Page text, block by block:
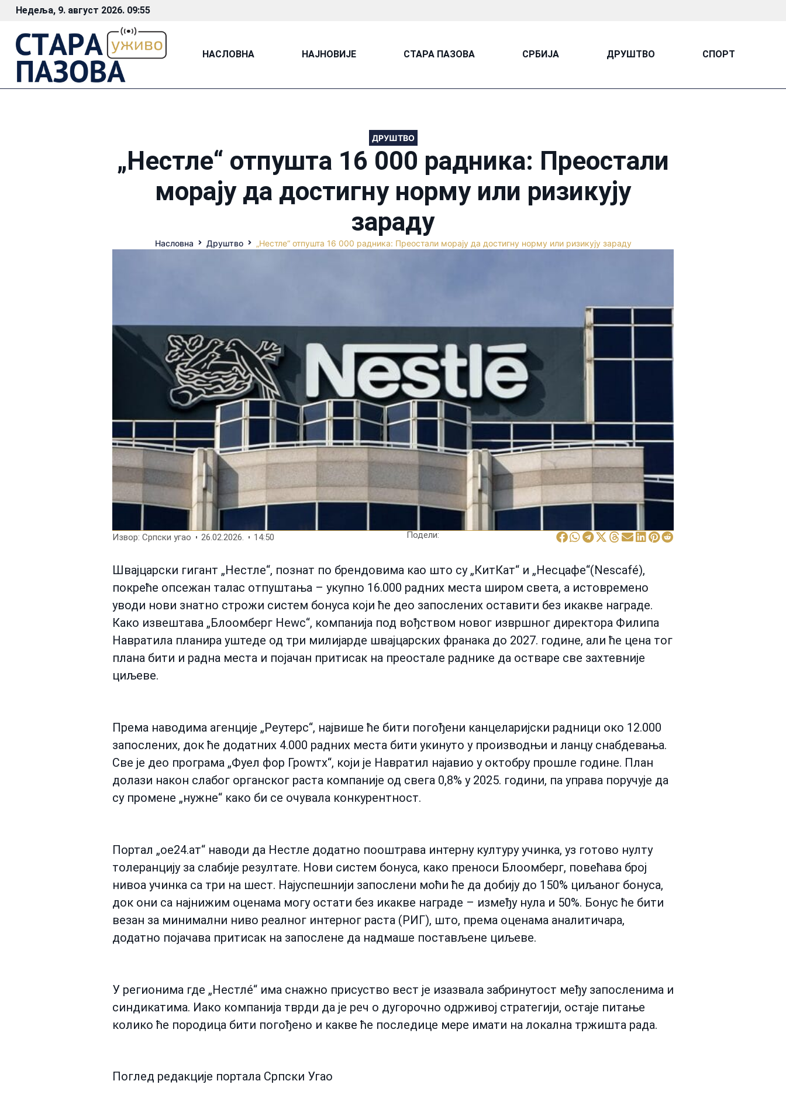
Недеља, 9. август 2026. 09:55
НАСЛОВНА НАЈНОВИЈЕ СТАРА ПАЗОВА СРБИЈА ДРУШТВО СПОРТ
ДРУШТВО
„Нестле“ отпушта 16 000 радника: Преостали
морају да достигну норму или ризикују
зараду
Насловна Друштво „Нестле“ отпушта 16 000 радника: Преостали морају да достигну норму или ризикују зараду
Извор: Српски угао 26.02.2026. 14:50 Подели:
Швајцарски гигант „Нестле“, познат по брендовима као што су „КитКат“ и „Несцафе“(Nescafé),
покреће опсежан талас отпуштања – укупно 16.000 радних места широм света, а истовремено
уводи нови знатно строжи систем бонуса који ће део запослених оставити без икакве награде.
Како извештава „Блоомберг Неwс“, компанија под вођством новог извршног директора Филипа
Навратила планира уштеде од три милијарде швајцарских франака до 2027. године, али ће цена тог
плана бити и радна места и појачан притисак на преостале раднике да остваре све захтевније
циљеве.
Према наводима агенције „Реутерс“, највише ће бити погођени канцеларијски радници око 12.000
запослених, док ће додатних 4.000 радних места бити укинуто у производњи и ланцу снабдевања.
Све је део програма „Фуел фор Гроwтх“, који је Навратил најавио у октобру прошле године. План
долази након слабог органског раста компаније од свега 0,8% у 2025. години, па управа поручује да
су промене „нужне“ како би се очувала конкурентност.
Портал „ое24.ат“ наводи да Нестле додатно пооштрава интерну културу учинка, уз готово нулту
толеранцију за слабије резултате. Нови систем бонуса, како преноси Блоомберг, повећава број
нивоа учинка са три на шест. Најуспешнији запослени моћи ће да добију до 150% циљаног бонуса,
док они са најнижим оценама могу остати без икакве награде – између нула и 50%. Бонус ће бити
везан за минимални ниво реалног интерног раста (РИГ), што, према оценама аналитичара,
додатно појачава притисак на запослене да надмаше постављене циљеве.
У регионима где „Нестлé“ има снажно присуство вест је изазвала забринутост међу запосленима и
синдикатима. Иако компанија тврди да је реч о дугорочно одрживој стратегији, остаје питање
колико ће породица бити погођено и какве ће последице мере имати на локална тржишта рада.
Поглед редакције портала Српски Угао